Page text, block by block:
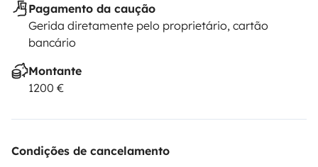
Pagamento da caução
Gerida diretamente pelo proprietário, cartão
bancário
Montante
1200 €
Condições de cancelamento